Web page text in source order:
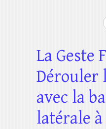
La Geste
Dérouler
avec la
latérale